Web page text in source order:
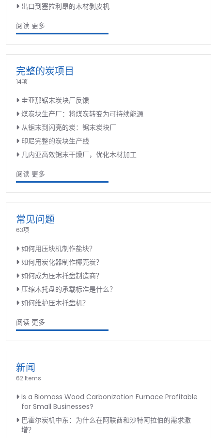
出口到塞拉利昂的木材剥皮机
阅读 更多
完整的炭项目
14项
圭亚那锯末炭块厂反馈
煤炭块生产厂：将煤炭转变为可持续能源
从锯末到闪亮的炭：锯末炭块厂
印尼完整的炭块生产线
几内亚高效锯末干燥厂，优化木材加工
阅读 更多
常见问题
63项
如何用压块机制作盐块？
如何用炭化器制作椰壳炭？
如何成为压木托盘制造商？
压缩木托盘的承载标准是什么？
如何维护压木托盘机？
阅读 更多
新闻
62 Items
Is a Biomass Wood Carbonization Furnace Profitable
for Small Businesses?
巴霍尔炭机中东：为什么在阿联酋和沙特阿拉伯的需求激
增？